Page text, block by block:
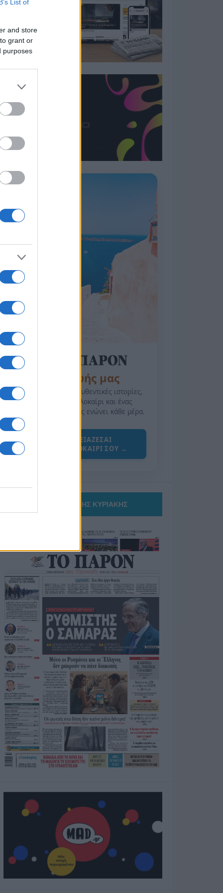
List of
and store
grant or
purposes
της Ζωής μας
Οι άνθρωποι, οι αυθεντικές ιστορίες,
το ελληνικό καλοκαίρι και ένας
πολιτισμός που μας ενώνει κάθε μέρα.
ΟΣΑ ΧΡΕΙΑΖΕΣΑΙ
ΓΙΑ ΤΟ ΚΑΛΟΚΑΙΡΙ ΣΟΥ →
ΤΟ ΠΑΡΟΝ ΤΗΣ ΚΥΡΙΑΚΗΣ